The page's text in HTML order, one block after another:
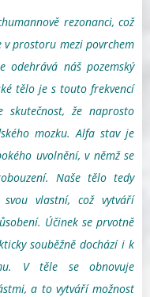
rezonanci, což
v prostoru mezi povrchem
odehrává náš pozemský
tělo je s touto frekvencí
že naprosto
mozku. Alfa stav je
uvolnění, v němž se
Naše tělo tedy
svou vlastní, což vytváří
Účinek se prvotně
souběžně dochází i k
V těle se obnovuje
a to vytváří možnost